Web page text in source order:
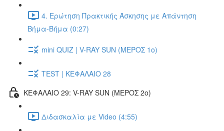
4. Ερώτηση Πρακτικής Άσκησης με Απάντηση
Βήμα-Βήμα (0:27)
mini QUIZ | V-RAY SUN (ΜΕΡΟΣ 1o)
TEST | ΚΕΦΑΛΑΙΟ 28
ΚΕΦΑΛΑΙΟ 29: V-RAY SUN (ΜΕΡΟΣ 2o)
Διδασκαλία με Video (4:55)